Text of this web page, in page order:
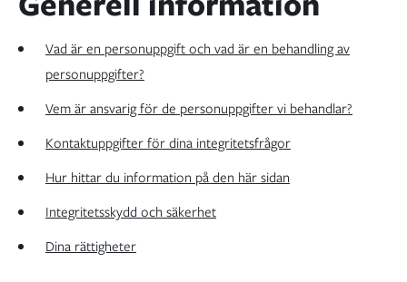
Vad är en personuppgift och vad är en behandling av
personuppgifter?
Vem är ansvarig för de personuppgifter vi behandlar?
Kontaktuppgifter för dina integritetsfrågor
Hur hittar du information på den här sidan
Integritetsskydd och säkerhet
Dina rättigheter